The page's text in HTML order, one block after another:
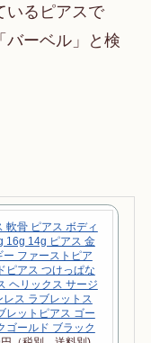
いるピアスで
バーベル」と検
軟骨 ピアス ボディ
16g 14g ピアス 金
ー ファーストピア
ピアス つけっぱな
ヘリックス サージ
レス ラブレットス
レットピアス ゴー
ゴールド ブラック